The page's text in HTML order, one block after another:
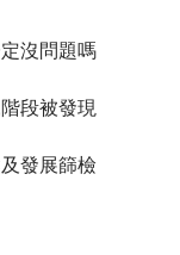
沒問題嗎
段被發現
發展篩檢